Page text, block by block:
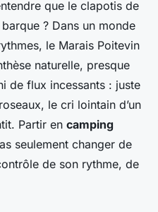
que le clapotis de
barque ? Dans un monde
le Marais Poitevin
naturelle, presque
de flux incessants : juste
le cri lointain d’un
Partir en camping
seulement changer de
de son rythme, de